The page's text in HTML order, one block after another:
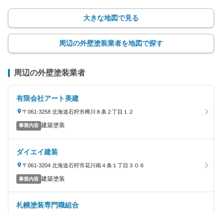
大きな地図で見る
周辺の外壁塗装業者を地図で探す
周辺の外壁塗装業者
有限会社アート美建
〒061-3258 北海道石狩市樽川８条２丁目１２
事業内容 建築塗装
ダイエイ建装
〒061-3204 北海道石狩市花川南４条１丁目３０６
事業内容 建築塗装
札幌塗装専門職組合